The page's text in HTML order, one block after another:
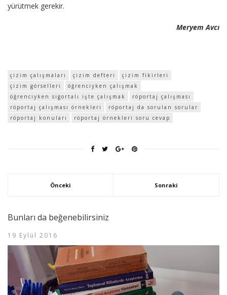
yürütmek gerekir.
Meryem Avcı
çizim çalışmaları çizim defteri
çizim fikirleri
çizim görselleri
öğrenciyken çalışmak
öğrenciyken sigortalı işte çalışmak
röportaj çalışması
röportaj çalışması örnekleri
röportaj da sorulan sorular
röportaj konuları
röportaj örnekleri soru cevap
Önceki Sonraki
Bunları da beğenebilirsiniz
19 Eylül 2016